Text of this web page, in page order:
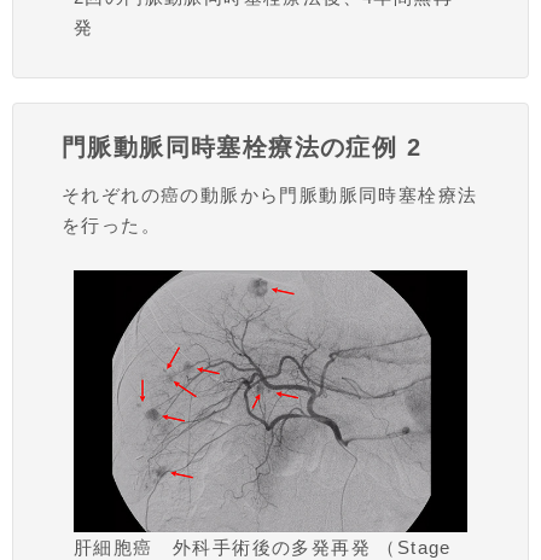
発
門脈動脈同時塞栓療法の症例 2
それぞれの癌の動脈から門脈動脈同時塞栓療法
を行った。
肝細胞癌 外科手術後の多発再発 （Stage